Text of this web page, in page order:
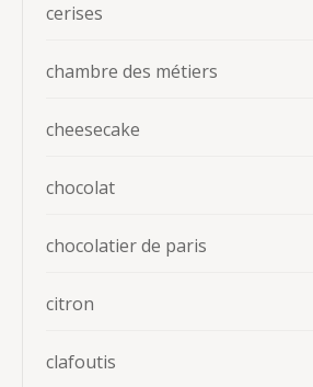
cerises
chambre des métiers
cheesecake
chocolat
chocolatier de paris
citron
clafoutis